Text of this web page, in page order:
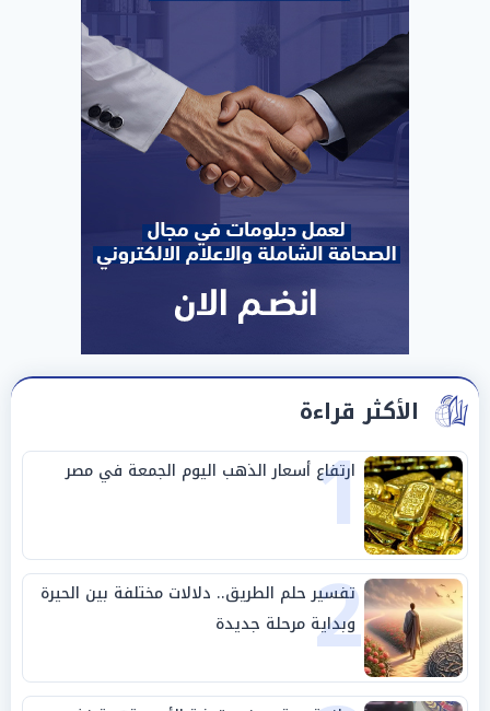
الأكثر قراءة
1
ارتفاع أسعار الذهب اليوم الجمعة في مصر
2
تفسير حلم الطريق.. دلالات مختلفة بين الحيرة
وبداية مرحلة جديدة